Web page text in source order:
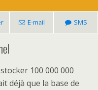
E-mail SMS
100 000 000
déjà que la base de